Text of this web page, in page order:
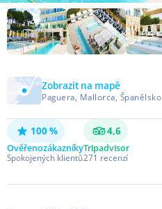
Zobrazit na mapě
Paguera, Mallorca, Španělsko
100 %
Ověřenozákazníky
Spokojených klientů
4,6
Tripadvisor
271 recenzí